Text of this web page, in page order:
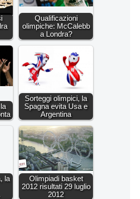
Qualificazioni
olimpiche: McCalebb
a Londra?
Sorteggi olimpici, la
Spagna evita Usa e
Argentina
la
Olimpiadi basket
2012 risultati 29 luglio
2012